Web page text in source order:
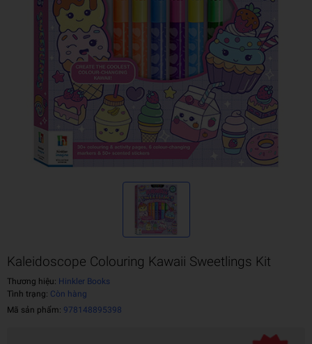
Kaleidoscope Colouring Kawaii Sweetlings Kit
Thương hiệu: Hinkler Books
Tình trạng: Còn hàng
Mã sản phẩm: 978148895398